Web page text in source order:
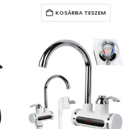
KOSÁRBA TESZEM